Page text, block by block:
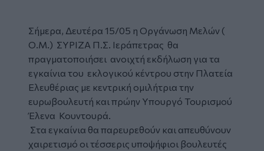
Σήμερα, Δευτέρα 15/05 η Οργάνωση Μελών (
Ο.Μ.) ΣΥΡΙΖΑ Π.Σ. Ιεράπετρας θα
πραγματοποιήσει ανοιχτή εκδήλωση για τα
εγκαίνια του εκλογικού κέντρου στην Πλατεία
Ελευθέριας με κεντρική ομιλήτρια την
ευρωβουλευτή και πρώην Υπουργό Τουρισμού
Έλενα Κουντουρά.
Στα εγκαίνια θα παρευρεθούν και απευθύνουν
χαιρετισμό οι τέσσερις υποψήφιοι βουλευτές